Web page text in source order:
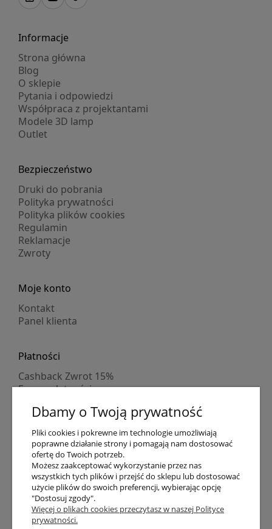
Informacje
Strona główna
Blog
O sklepie
Pytania i odpowiedzi
Współpraca z projektantami
Modele 3D lamp
Outlet
Bezpieczeństwo
Druki do pobrania
Polityka prywatności
Polityka plików cookies
Regulamin
Reklamacje
Zwroty
Moje konto
Kontakt
Panel klienta
Płatności
Cashback Zwrot 15%
Formy płatności
Numer konta
PayPo kupujesz, nie płacisz
Progi rabatowe
Promocje
Dostawa
Czas wysyłki
Dostawa
Dbamy o Twoją prywatność
Pliki cookies i pokrewne im technologie umożliwiają
poprawne działanie strony i pomagają nam dostosować
ofertę do Twoich potrzeb.
Możesz zaakceptować wykorzystanie przez nas
wszystkich tych plików i przejść do sklepu lub dostosować
użycie plików do swoich preferencji, wybierając opcję
"Dostosuj zgody".
Więcej o plikach cookies przeczytasz w naszej Polityce
prywatności.